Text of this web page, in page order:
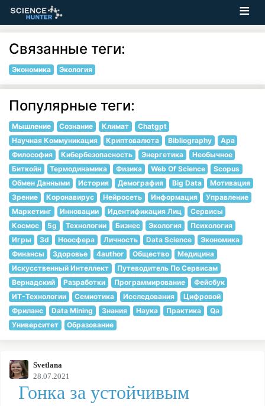
Svetlana
28.07.2021
Гонка за устойчивым
Связанные теги:
Экономика Экология
Популярные теги:
Мышление Сознание Климат
Chatgpt
Научная Коммуникация
Криптовалюта Bibliography
Apa
Философия
Кибербезопасность Энергетика
Необычное
Биткойн
Термодинамика Физика Web Of Science
Scopus
Обмен Данными
История Демография Big Data
Мотивация
Зрение
Коронавирус Нейросеть Информация
Управление
Маркетинг
Инновации Идентификация Лиц
Сервисы
Космос
5g Технологии Бизнес Экология
Психология
Игры
3d Ноосфера Личность Data Science
Экономика
Финансы
Здоровье 4author Общество
Медицина
Искусственный Интеллект
Путеводитель По Сервисам
Вернадский
Разработки Программирование
Фейсбук
ИТ-Технологии
Семиотика Исследования
Цифровой
Фриланс
Data Mining Знания Наука Практика
Qa
Университет
Образование